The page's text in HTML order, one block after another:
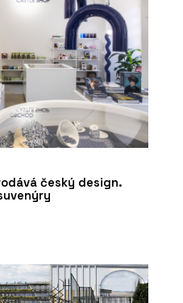
český design.